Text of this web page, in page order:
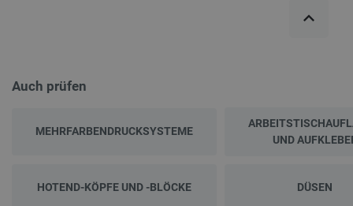
Auch prüfen
MEHRFARBENDRUCKSYSTEME
UND
HOTEND-KÖPFE UND -BLÖCKE DÜSEN